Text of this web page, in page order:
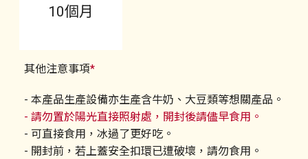
10個月
其他注意事項*
- 本產品生產設備亦生產含牛奶、大豆類等想關產品。
- 請勿置於陽光直接照射處，開封後請儘早食用。
- 可直接食用，冰過了更好吃。
- 開封前，若上蓋安全扣環已遭破壞，請勿食用。